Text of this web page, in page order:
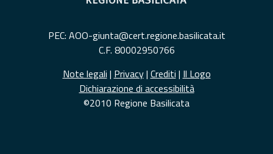
PEC: AOO-giunta@cert.regione.basilicata.it
C.F. 80002950766
Note legali | Privacy| Crediti | Il Logo
Dichiarazione di accessibilità
©2010 Regione Basilicata